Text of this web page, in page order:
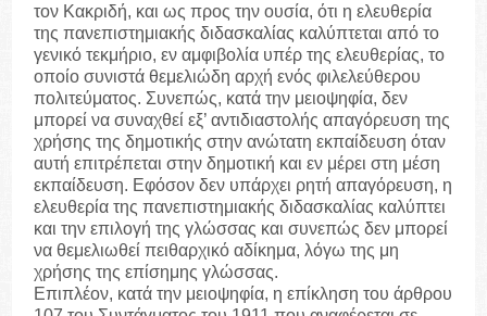
τον Κακριδή, και ως προς την ουσία, ότι η ελευθερία
της πανεπιστημιακής διδασκαλίας καλύπτεται από το
γενικό τεκμήριο, εν αμφιβολία υπέρ της ελευθερίας, το
οποίο συνιστά θεμελιώδη αρχή ενός φιλελεύθερου
πολιτεύματος. Συνεπώς, κατά την μειοψηφία, δεν
μπορεί να συναχθεί εξ’ αντιδιαστολής απαγόρευση της
χρήσης της δημοτικής στην ανώτατη εκπαίδευση όταν
αυτή επιτρέπεται στην δημοτική και εν μέρει στη μέση
εκπαίδευση. Εφόσον δεν υπάρχει ρητή απαγόρευση, η
ελευθερία της πανεπιστημιακής διδασκαλίας καλύπτει
και την επιλογή της γλώσσας και συνεπώς δεν μπορεί
να θεμελιωθεί πειθαρχικό αδίκημα, λόγω της μη
χρήσης της επίσημης γλώσσας.
Επιπλέον, κατά την μειοψηφία, η επίκληση του άρθρου